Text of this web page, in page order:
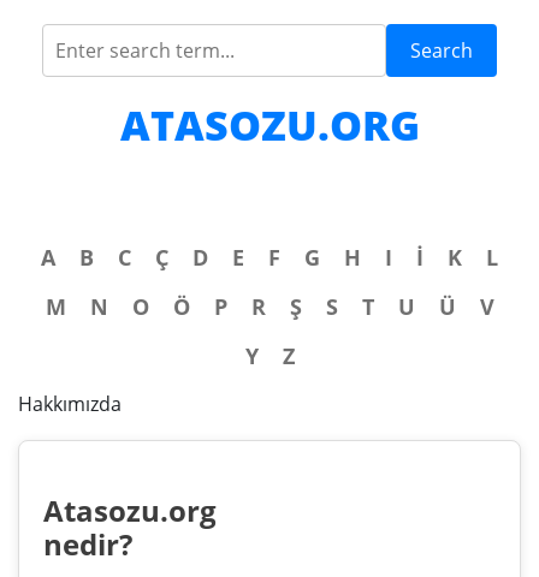
Search
ATASOZU.ORG
A B C Ç D E F G H I İ K
L
M
N O Ö P R Ş S T U Ü
V
Y
Z
Hakkımızda
Atasozu.org
nedir?